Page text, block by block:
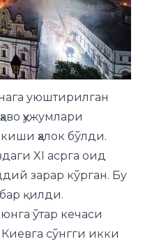
уюштирилган
ҳужумлари
ҳалок бўлди.
XI асрга оид
зарар кўрган. Бу
қилди.
ўтар кечаси
сўнгги икки